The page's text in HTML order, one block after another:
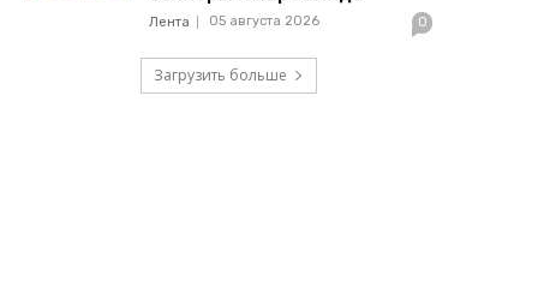
Лента 05 августа 2026 0
Загрузить больше